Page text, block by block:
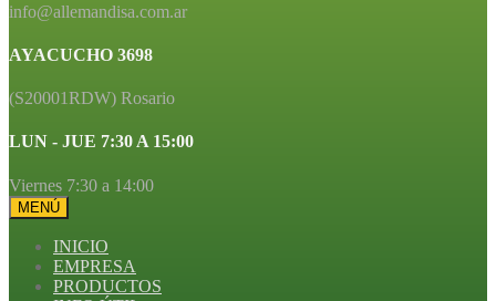
info@allemandisa.com.ar
AYACUCHO 3698
(S20001RDW) Rosario
LUN - JUE 7:30 A 15:00
Viernes 7:30 a 14:00
MENÚ
INICIO
EMPRESA
PRODUCTOS